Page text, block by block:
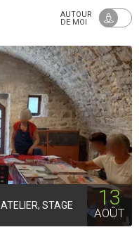
AUTOUR
DE MOI
ATELIER, STAGE 13
AOÛT